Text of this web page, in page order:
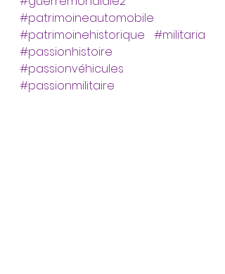
#patrimoineautomobile
#patrimoinehistorique
#militaria
#passionhistoire
#passionvéhicules
#passionmilitaire